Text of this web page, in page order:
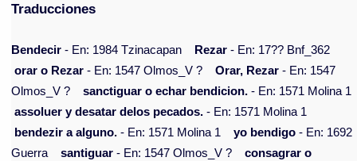
Traducciones
Bendecir - En: 1984 Tzinacapan Rezar - En: 17?? Bnf_362
orar o Rezar - En: 1547 Olmos_V ? Orar, Rezar - En: 1547
Olmos_V ?
sanctiguar o echar bendicion. - En: 1571 Molina 1
assoluer y desatar delos pecados. - En: 1571 Molina 1
bendezir a alguno. - En: 1571 Molina 1 yo bendigo - En: 1692
Guerra
santiguar - En: 1547 Olmos_V ?
consagrar o